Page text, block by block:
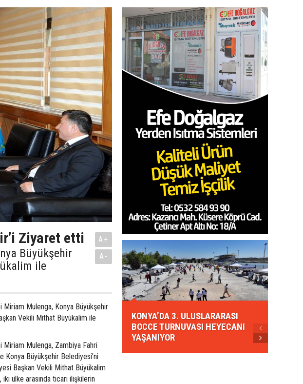
Ziyaret etti
Büyükşehir
ile
A+
A-
Miriam Mulenga, Konya Büyükşehir
Vekili Mithat Büyükalim ile
Miriam Mulenga, Zambiya Fahri
Konya Büyükşehir Belediyesi’ni
Başkan Vekili Mithat Büyükalim
ülke arasında ticari ilişkilerin
KONYA’DA 3. ULUSLARARASI
BOCCE TURNUVASI HEYECANI
YAŞANIYOR